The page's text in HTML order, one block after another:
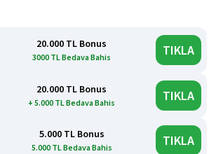
20.000 TL Bonus
3000 TL Bedava Bahis TIKLA
20.000 TL Bonus
+ 5.000 TL Bedava Bahis TIKLA
5.000 TL Bonus
5.000 TL Bedava Bahis TIKLA